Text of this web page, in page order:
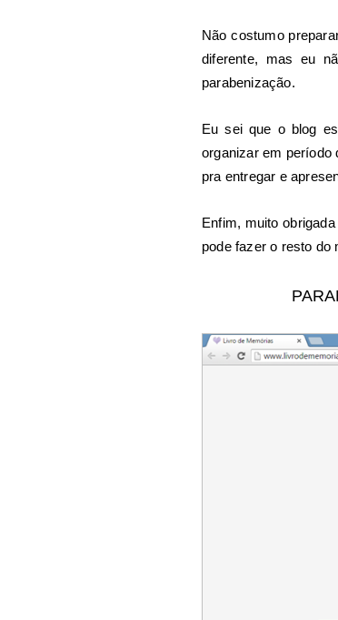
Não costumo
diferente, mas eu
parabenização.
Eu sei que o blog
organizar em período
pra entregar e
Enfim, muito
pode fazer o resto do